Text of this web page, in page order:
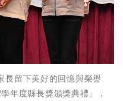
長留下美好的回憶與榮譽
年度縣長獎頒獎典禮」，